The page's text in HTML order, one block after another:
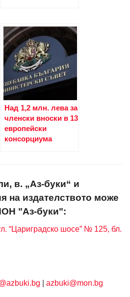
Над 1,2 млн. лева за
членски вноски в 13
европейски
консорциума
в. „Аз-буки“ и
на издателството може
"Аз-буки":
“Цариградско шосе” № 125, бл.
azbuki@mon.bg